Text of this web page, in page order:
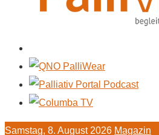
Samstag, 8. August 2026 Magazin